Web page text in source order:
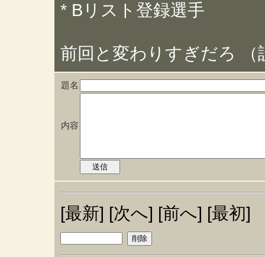
* Bリスト登録選手
前回と変わりすぎだろ
題名
内容
[最新] [次へ] [前へ] [